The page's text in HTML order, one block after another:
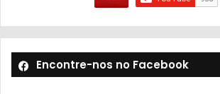
Encontre-nos no Facebook